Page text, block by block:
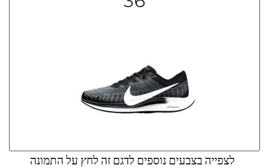
לצפייה בצבעים נוספים לדגם זה לחץ על התמונה